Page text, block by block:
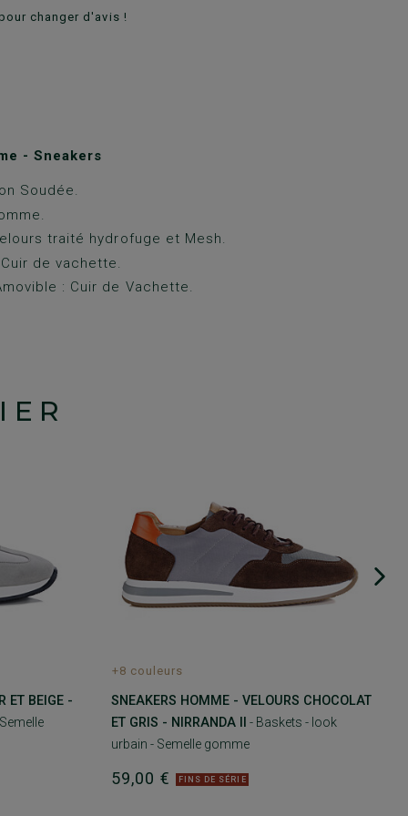
changer d'avis !
- Sneakers
Soudée.
traité hydrofuge et Mesh.
de vachette.
: Cuir de Vachette.
ET BEIGE -
+8 couleurs
SNEAKERS HOMME - VELOURS CHOCOLAT
ET GRIS - NIRRANDA II
- Baskets - look
urbain - Semelle gomme
59,00 € FINS DE SÉRIE